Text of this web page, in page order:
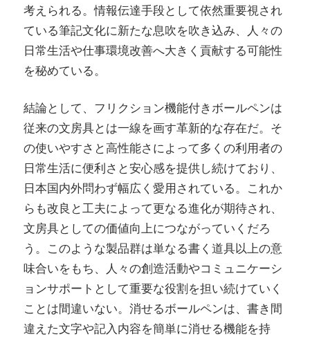
考えられる。情報伝達手段として依然重要視され
ている筆記文化に新たな息吹を吹き込み、人々の
日常生活や仕事環境改善へ大きく貢献する可能性
を秘めている。
結論として、フリクション機能付きボールペンは
従来の文房具とは一線を画す革新的な存在だ。そ
の使いやすさと高性能さによって多くの利用者の
日常生活に便利さと安心感を提供し続けており、
日本国内外問わず幅広く愛用されている。これか
らも改良と工夫によって更なる進化が期待され、
文房具としての価値向上につながっていくだろ
う。このような製品群は単なる書く道具以上の意
味合いをもち、人々の創造活動やコミュニケーシ
ョンサポートとして重要な役割を担い続けていく
ことは間違いない。消せるボールペンは、書き間
違えた文字や記入内容を簡単に消せる機能を持